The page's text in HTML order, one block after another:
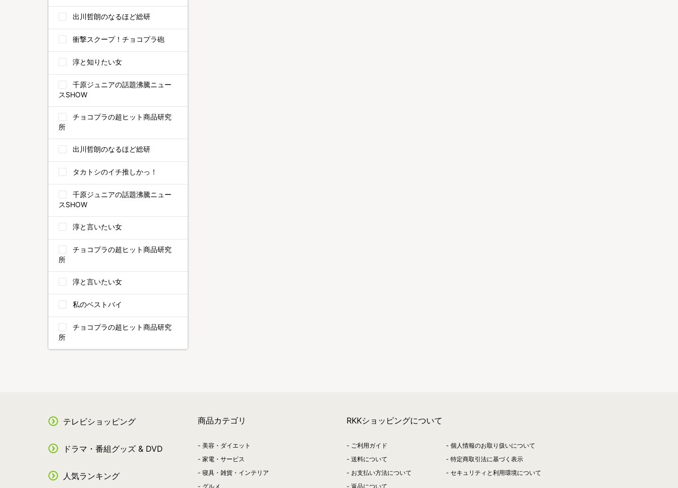
出川哲朗のなるほど総研
衝撃スクープ！チョコプラ砲
淳と知りたい女
千原ジュニアの話題沸騰ニュー
スSHOW
チョコプラの超ヒット商品研究
所
出川哲朗のなるほど総研
タカトシのイチ推しかっ！
千原ジュニアの話題沸騰ニュー
スSHOW
淳と言いたい女
チョコプラの超ヒット商品研究
所
淳と言いたい女
私のベストバイ
チョコプラの超ヒット商品研究
所
テレビショッピング
ドラマ・番組グッズ & DVD
人気ランキング
商品カテゴリ
美容・ダイエット
家電・サービス
寝具・雑貨・インテリア
グルメ
RKKショッピングについて
ご利用ガイド
送料について
お支払い方法について
返品について
個人情報のお取り扱いについて
特定商取引法に基づく表示
セキュリティと利用環境について